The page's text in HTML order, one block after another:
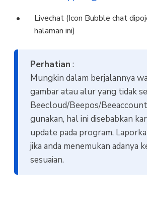
Livechat (Icon Bubble chat
halaman ini)
Perhatian :
Mungkin dalam berjalannya
gambar atau alur yang tidak
Beecloud/Beepos/
gunakan, hal ini disebabkan
update pada program,
jika anda menemukan adanya
sesuaian.